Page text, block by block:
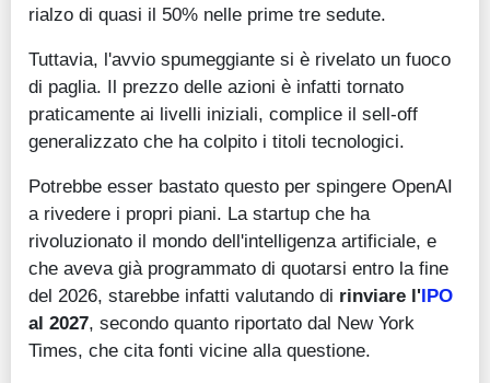
rialzo di quasi il 50% nelle prime tre sedute.
Tuttavia, l'avvio spumeggiante si è rivelato un fuoco
di paglia. Il prezzo delle azioni è infatti tornato
praticamente ai livelli iniziali, complice il sell-off
generalizzato che ha colpito i titoli tecnologici.
Potrebbe esser bastato questo per spingere OpenAI
a rivedere i propri piani. La startup che ha
rivoluzionato il mondo dell'intelligenza artificiale, e
che aveva già programmato di quotarsi entro la fine
del 2026, starebbe infatti valutando di rinviare l'IPO
al 2027, secondo quanto riportato dal New York
Times, che cita fonti vicine alla questione.